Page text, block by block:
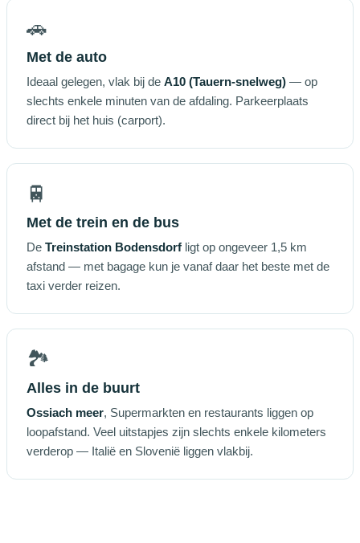
🚗
Met de auto
Ideaal gelegen, vlak bij de A10 (Tauern-snelweg) — op
slechts enkele minuten van de afdaling. Parkeerplaats
direct bij het huis (carport).
🚆
Met de trein en de bus
De Treinstation Bodensdorf ligt op ongeveer 1,5 km
afstand — met bagage kun je vanaf daar het beste met de
taxi verder reizen.
🏞️
Alles in de buurt
Ossiach meer, Supermarkten en restaurants liggen op
loopafstand. Veel uitstapjes zijn slechts enkele kilometers
verderop — Italië en Slovenië liggen vlakbij.